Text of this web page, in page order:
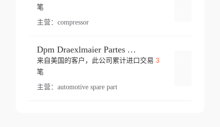
笔
主营： compressor
Dpm Draexlmaier Partes Automotrices Corr Ind Huejotzingo
来自美国的客户，此公司累计进口交易 3
笔
主营： automotive spare part